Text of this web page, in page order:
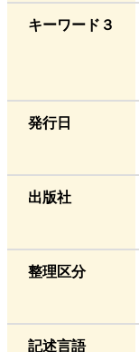
キーワード３
発行日
出版社
整理区分
記述言語